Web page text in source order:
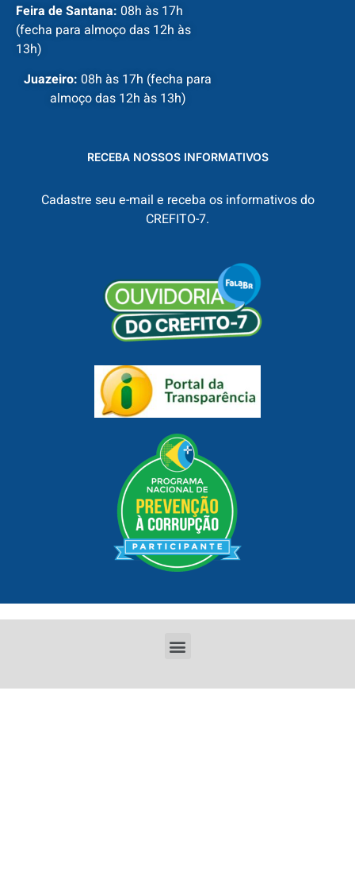
Feira de Santana: 08h às 17h
(fecha para almoço das 12h às
13h)
Juazeiro: 08h às 17h (fecha para
almoço das 12h às 13h)
RECEBA NOSSOS INFORMATIVOS
Cadastre seu e-mail e receba os informativos do
CREFITO-7.